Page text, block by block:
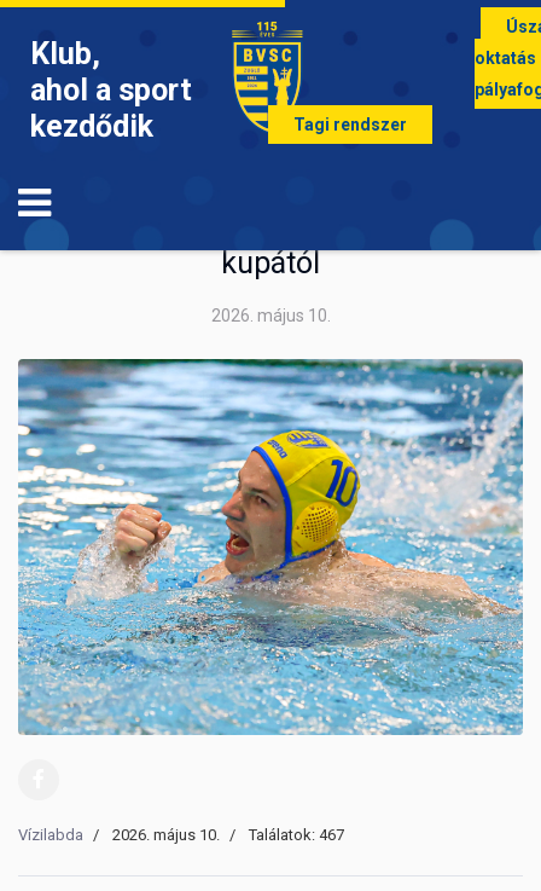
Klub,
ahol a sport
kezdődik
Tagi rendszer
oktatás
Emelt fővel búcsúztunk a nemzetközi
kupától
2026. május 10.
Vízilabda 2026. május 10. Találatok: 467